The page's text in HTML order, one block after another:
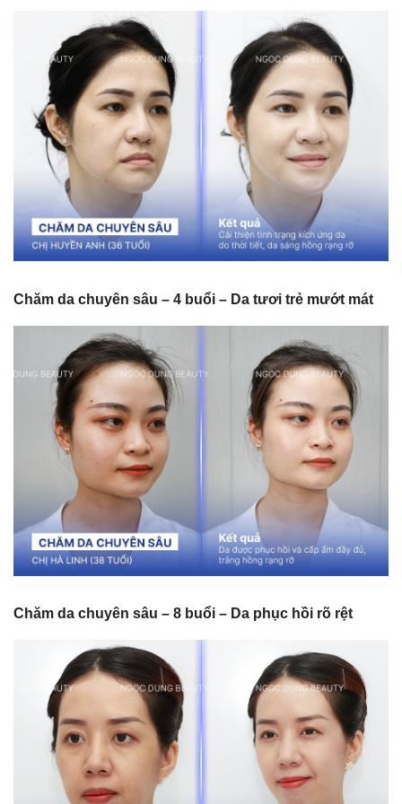
Chăm da chuyên sâu – 4 buổi – Da tươi trẻ mướt mát
Chăm da chuyên sâu – 8 buổi – Da phục hồi rõ rệt